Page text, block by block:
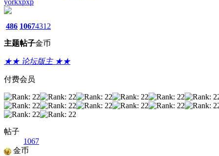
486
主题
1067
帖子
4312
金币
★★ 论坛版主 ★★
付费会员
帖子
1067
金币